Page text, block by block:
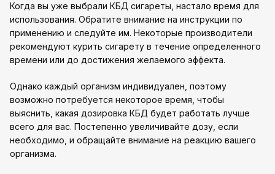
Когда вы уже выбрали КБД сигареты, настало время для
использования. Обратите внимание на инструкции по
применению и следуйте им. Некоторые производители
рекомендуют курить сигарету в течение определенного
времени или до достижения желаемого эффекта.
Однако каждый организм индивидуален, поэтому
возможно потребуется некоторое время, чтобы
выяснить, какая дозировка КБД будет работать лучше
всего для вас. Постепенно увеличивайте дозу, если
необходимо, и обращайте внимание на реакцию вашего
организма.